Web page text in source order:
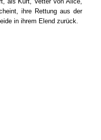
ihre Rettung aus der
in ihrem Elend zurück.